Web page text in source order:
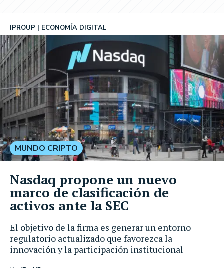
El objetivo de la firma es generar un entorno
regulatorio actualizado que favorezca la
innovación y la participación institucional
IPROUP ECONOMÍA DIGITAL
MUNDO CRIPTO
Nasdaq propone un nuevo
marco de clasificación de
activos ante la SEC